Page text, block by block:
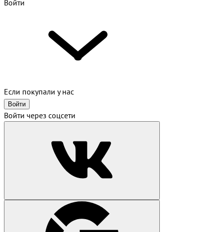
Войти
Если покупали у нас
Войти
Войти через соцсети